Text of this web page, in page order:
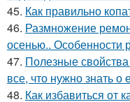
45. Как правильно
46. Размножение
осенью.. Особенности
47. Полезные
все, что нужно знать о
48. Как избавиться от